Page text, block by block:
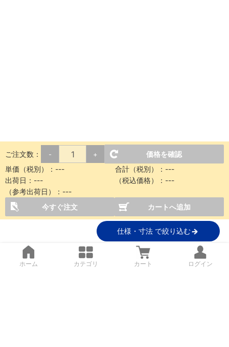
ご注文数： - +
価格を確認
単価（税別）： --- 合計（税別）： ---
出荷日： --- （税込価格）： ---
（参考出荷日）： ---
今すぐ注文
カートへ追加
仕様・寸法 で絞り込む
ホーム カテゴリ カート ログイン